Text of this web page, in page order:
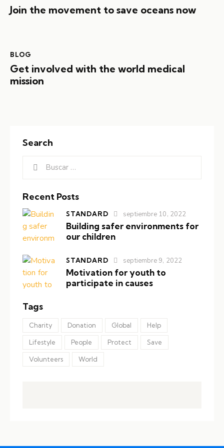
Join the movement to save oceans now
BLOG
Get involved with the world medical
mission
Search
Recent Posts
STANDARD septiembre 10, 2022
Building safer environments for
our children
STANDARD septiembre 9, 2022
Motivation for youth to
participate in causes
Tags
Charity Donation Global Help
Lifestyle People Protect Save
Volunteers World